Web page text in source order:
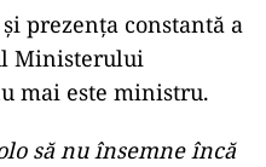
prezența constantă a
Ministerului
mai este ministru.
să nu însemne încă